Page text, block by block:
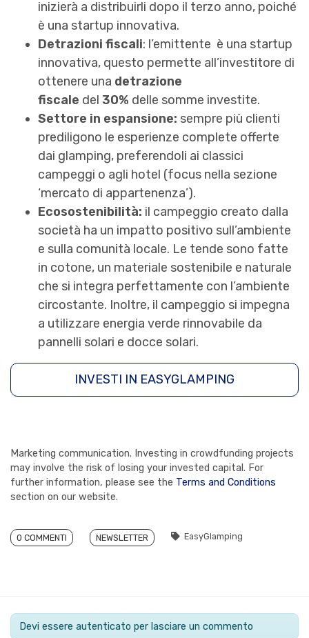
inizierà a distribuirli dopo il terzo anno, poiché
è una startup innovativa.
Detrazioni fiscali: l’emittente è una startup
innovativa, questo permette all’investitore di
ottenere una detrazione
fiscale del 30% delle somme investite.
Settore in espansione: sempre più clienti
prediligono le esperienze complete offerte
dai glamping, preferendoli ai classici
campeggi o agli hotel (focus nella sezione
‘mercato di appartenenza’).
Ecosostenibilità: il campeggio creato dalla
società ha un impatto positivo sull’ambiente
e sulla comunità locale. Le tende sono fatte
in cotone, un materiale sostenibile e naturale
che si integra perfettamente con l’ambiente
circostante. Inoltre, il campeggio si impegna
a utilizzare energia verde rinnovabile da
pannelli solari e docce solari.
INVESTI IN EASYGLAMPING
Marketing communication. Investing in crowdfunding projects
may involve the risk of losing your invested capital. For
further information, please see the Terms and Conditions
section on our website.
0 COMMENTI NEWSLETTER EasyGlamping
Devi essere autenticato per lasciare un commento